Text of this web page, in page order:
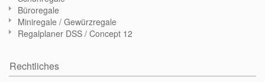
Büroregale
Miniregale / Gewürzregale
Regalplaner DSS / Concept 12
Rechtliches